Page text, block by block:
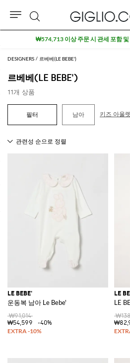
DESIGNERS 르베베(LE BEBE')
르베베(LE BEBE')
11개 상품
남아 키즈 아울렛
LE BEBE'
운동복 남아 Le Bebe'
₩91,014
₩54,599
-40%
LE
LE
검
색
₩574,713 이상 주문 시 관세 포함